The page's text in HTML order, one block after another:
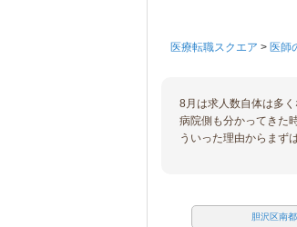
医療転職スクエア > 医師
8月は求人数自体は多
病院側も分かってきた
ういった理由からまず
胆沢区南